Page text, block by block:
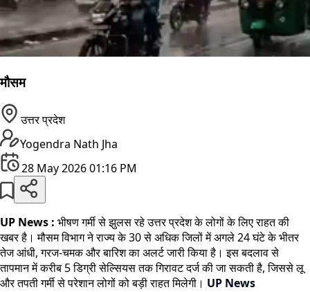
मौसम
उत्तर प्रदेश
Yogendra Nath Jha
28 May 2026 01:16 PM
UP News : भीषण गर्मी से झुलस रहे उत्तर प्रदेश के लोगों के लिए राहत की
खबर है। मौसम विभाग ने राज्य के 30 से अधिक जिलों में अगले 24 घंटे के भीतर
तेज आंधी, गरज-चमक और बारिश का अलर्ट जारी किया है। इस बदलाव से
तापमान में करीब 5 डिग्री सेल्सियस तक गिरावट दर्ज की जा सकती है, जिससे लू
और तपती गर्मी से परेशान लोगों को बड़ी राहत मिलेगी। UP News